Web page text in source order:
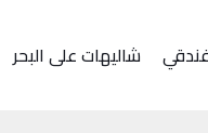
شاليهات على البحر